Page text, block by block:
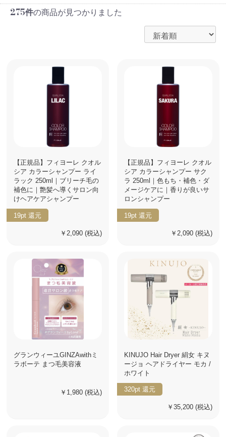
275件の商品が見つかりました
【正規品】フィヨーレ クオル
シア カラーシャンプー ライ
ラック 250ml｜ブリーチ毛の
補色に｜艶髪へ導くサロン向
けヘアケアシャンプー
19pt 還元
￥2,090 (税込)
【正規品】フィヨーレ クオル
シア カラーシャンプー サク
ラ 250ml｜色もち・補色・ダ
メージケアに｜香りが良いサ
ロンシャンプー
19pt 還元
￥2,090 (税込)
グランウィーユGINZAwithミ
ラボーテ まつ毛美容液
￥1,980 (税込)
KINUJO Hair Dryer 絹女 キヌ
ージョ ヘアドライヤー モカ /
ホワイト
320pt 還元
￥35,200 (税込)